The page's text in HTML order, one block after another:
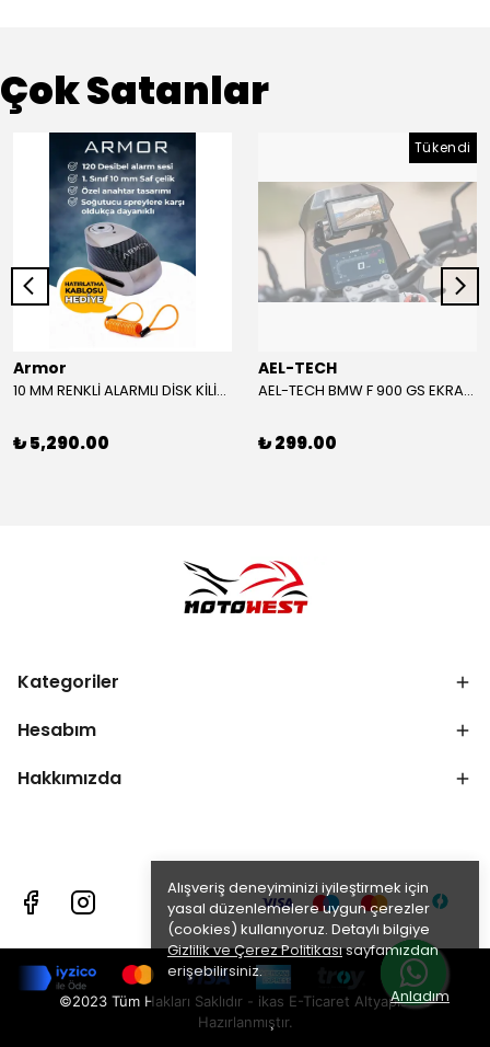
Alışveriş deneyiminizi iyileştirmek için
yasal düzenlemelere uygun çerezler
(cookies) kullanıyoruz. Detaylı bilgiye
Gizlilik ve Çerez Politikasısayfamızdan
erişebilirsiniz.
Anladım
Çok Satanlar
Armor
10 MM RENKLİ ALARMLI DİSK KİLİDİ YENİ VERSİYON
₺ 5,290.00
Tükendi
AEL-TECH
AEL-TECH BMW F 900 GS EKRAN/GÖSTERGE KORUYUCU 2024-2025
₺ 299.00
Kategoriler
Hesabım
Hakkımızda
©2023 Tüm Hakları Saklıdır - ikas E-Ticaret Altyapısı ile
Hazırlanmıştır.